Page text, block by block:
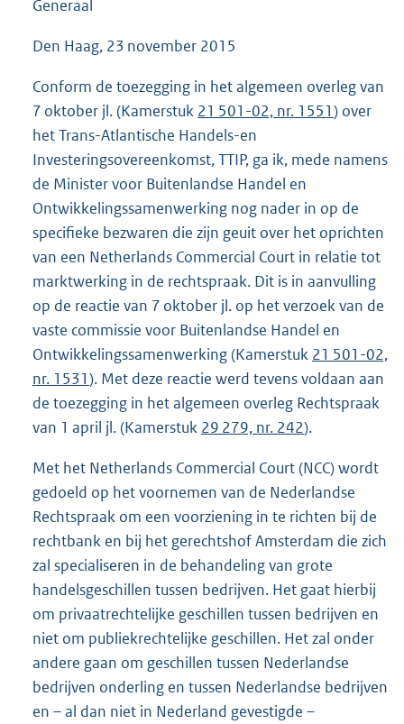
Generaal
Den Haag, 23 november 2015
Conform de toezegging in het algemeen overleg van
7 oktober jl. (Kamerstuk 21 501-02, nr. 1551) over
het Trans-Atlantische Handels-en
Investeringsovereenkomst, TTIP, ga ik, mede namens
de Minister voor Buitenlandse Handel en
Ontwikkelingssamenwerking nog nader in op de
specifieke bezwaren die zijn geuit over het oprichten
van een Netherlands Commercial Court in relatie tot
marktwerking in de rechtspraak. Dit is in aanvulling
op de reactie van 7 oktober jl. op het verzoek van de
vaste commissie voor Buitenlandse Handel en
Ontwikkelingssamenwerking (Kamerstuk 21 501-02,
nr. 1531). Met deze reactie werd tevens voldaan aan
de toezegging in het algemeen overleg Rechtspraak
van 1 april jl. (Kamerstuk 29 279, nr. 242).
Met het Netherlands Commercial Court (NCC) wordt
gedoeld op het voornemen van de Nederlandse
Rechtspraak om een voorziening in te richten bij de
rechtbank en bij het gerechtshof Amsterdam die zich
zal specialiseren in de behandeling van grote
handelsgeschillen tussen bedrijven. Het gaat hierbij
om privaatrechtelijke geschillen tussen bedrijven en
niet om publiekrechtelijke geschillen. Het zal onder
andere gaan om geschillen tussen Nederlandse
bedrijven onderling en tussen Nederlandse bedrijven
en – al dan niet in Nederland gevestigde –